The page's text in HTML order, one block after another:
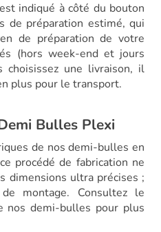
indiqué à côté du bouton
de préparation estimé, qui
de préparation de votre
(hors week-end et jours
une livraison, il
plus pour le transport.
Bulles Plexi
de nos demi-bulles en
procédé de fabrication ne
dimensions ultra précises ;
montage. Consultez le
nos demi-bulles pour plus